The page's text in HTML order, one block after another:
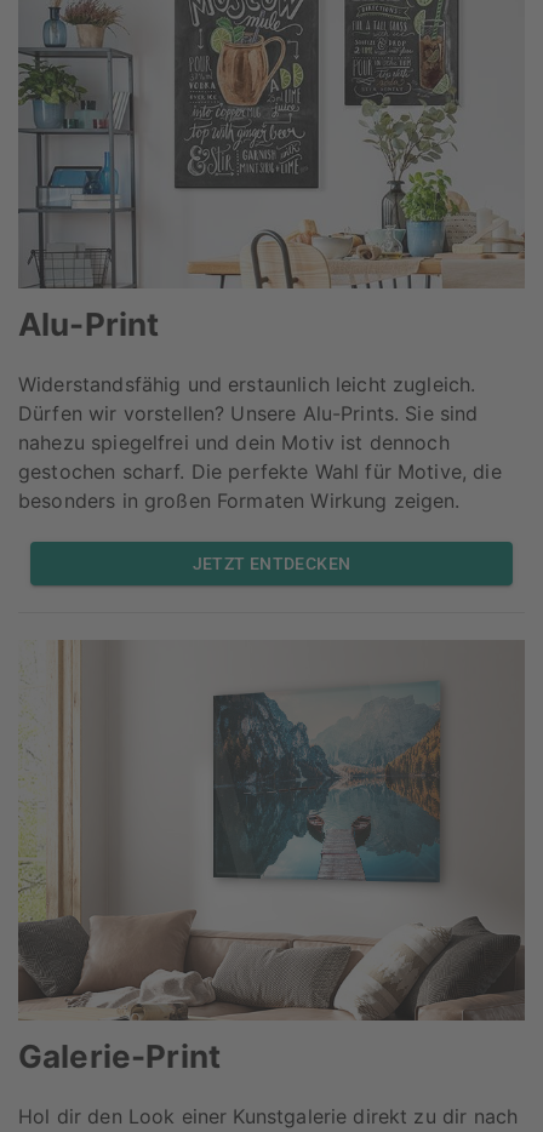
Alu-Print
Widerstandsfähig und erstaunlich leicht zugleich.
Dürfen wir vorstellen? Unsere Alu-Prints. Sie sind
nahezu spiegelfrei und dein Motiv ist dennoch
gestochen scharf. Die perfekte Wahl für Motive, die
besonders in großen Formaten Wirkung zeigen.
JETZT ENTDECKEN
Galerie-Print
Hol dir den Look einer Kunstgalerie direkt zu dir nach